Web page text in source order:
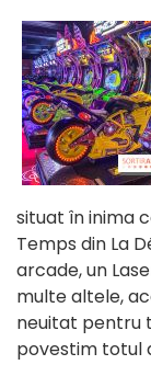
situat în inima
Temps din La
arcade, un
multe altele,
neuitat pentru
povestim totul